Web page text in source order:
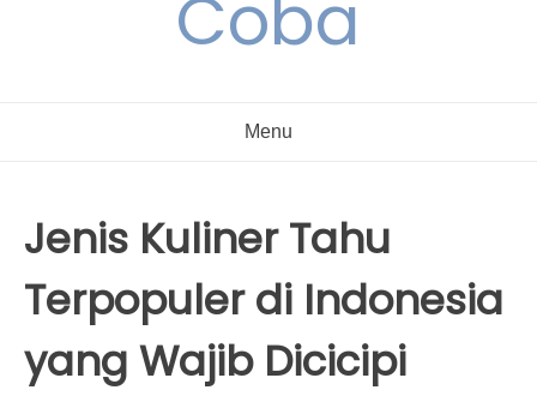
Coba
Menu
Jenis Kuliner Tahu
Terpopuler di Indonesia
yang Wajib Dicicipi